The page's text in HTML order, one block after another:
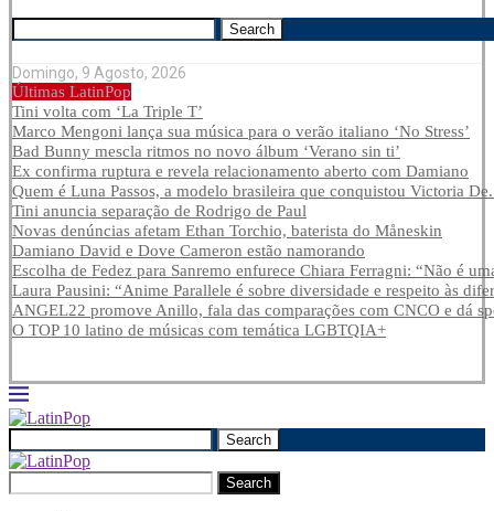
Search
Domingo, 9 Agosto, 2026
Últimas LatinPop
Tini volta com ‘La Triple T’
Marco Mengoni lança sua música para o verão italiano ‘No Stress’
Bad Bunny mescla ritmos no novo álbum ‘Verano sin ti’
Ex confirma ruptura e revela relacionamento aberto com Damiano
Quem é Luna Passos, a modelo brasileira que conquistou Victoria
Tini anuncia separação de Rodrigo de Paul
Novas denúncias afetam Ethan Torchio, baterista do Måneskin
Damiano David e Dove Cameron estão namorando
Escolha de Fedez para Sanremo enfurece Chiara Ferragni: “Não é
Laura Pausini: “Anime Parallele é sobre diversidade e respeito às
ANGEL22 promove Anillo, fala das comparações com CNCO e dá
O TOP 10 latino de músicas com temática LGBTQIA+
Search
Search